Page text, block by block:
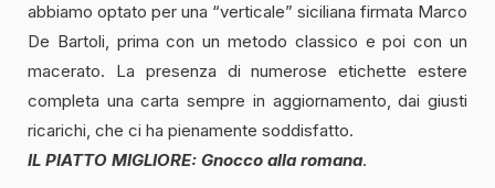
abbiamo optato per una “verticale” siciliana firmata Marco
De Bartoli, prima con un metodo classico e poi con un
macerato. La presenza di numerose etichette estere
completa una carta sempre in aggiornamento, dai giusti
ricarichi, che ci ha pienamente soddisfatto.
IL PIATTO MIGLIORE: Gnocco alla romana.